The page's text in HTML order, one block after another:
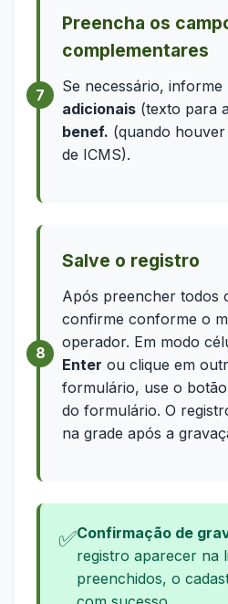
Preencha os
complementares
Se necessário, informe
adicionais (texto para
benef. (quando
de ICMS).
Salve o registro
Após preencher todos
confirme conforme o
operador. Em modo
Enter ou clique em
formulário, use o
do formulário. O
na grade após a
✅Confirmação de
registro aparecer na
preenchidos, o